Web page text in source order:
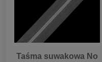
Taśma suwakowa No